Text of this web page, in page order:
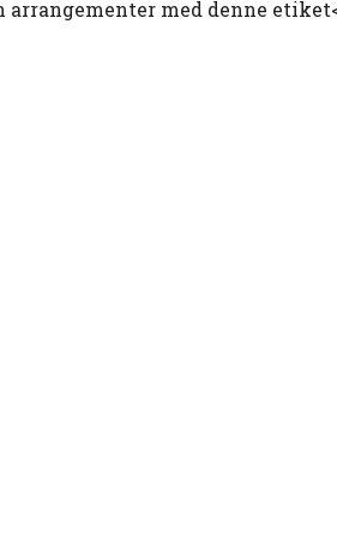
arrangementer med denne